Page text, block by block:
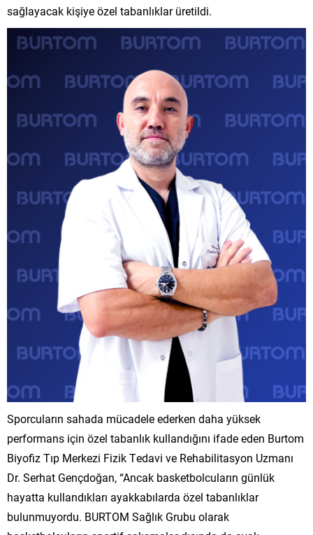
sağlayacak kişiye özel tabanlıklar üretildi.
Sporcuların sahada mücadele ederken daha yüksek
performans için özel tabanlık kullandığını ifade eden Burtom
Biyofiz Tıp Merkezi Fizik Tedavi ve Rehabilitasyon Uzmanı
Dr. Serhat Gençdoğan, “Ancak basketbolcuların günlük
hayatta kullandıkları ayakkabılarda özel tabanlıklar
bulunmuyordu. BURTOM Sağlık Grubu olarak